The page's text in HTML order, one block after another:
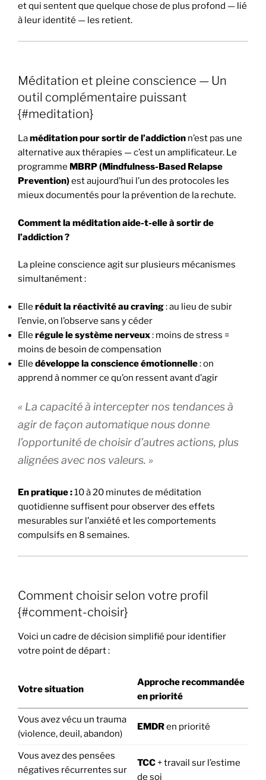
et qui sentent que quelque chose de plus profond — lié
à leur identité — les retient.
Méditation et pleine conscience — Un
outil complémentaire puissant
{#meditation}
Laméditation pour sortir de l’addiction n’est pas une
alternative aux thérapies — c’est un amplificateur. Le
programme MBRP (Mindfulness-Based Relapse
Prevention)est aujourd’hui l’un des protocoles les
mieux documentés pour la prévention de la rechute.
Comment la méditation aide-t-elle à sortir de
l’addiction ?
La pleine conscience agit sur plusieurs mécanismes
simultanément :
Elle réduit la réactivité au craving: au lieu de subir
l’envie, on l’observe sans y céder
Elle régule le système nerveux: moins de stress =
moins de besoin de compensation
Elle développe la conscience émotionnelle: on
apprend à nommer ce qu’on ressent avant d’agir
« La capacité à intercepter nos tendances à
agir de façon automatique nous donne
l’opportunité de choisir d’autres actions, plus
alignées avec nos valeurs. »
En pratique :10 à 20 minutes de méditation
quotidienne suffisent pour observer des effets
mesurables sur l’anxiété et les comportements
compulsifs en 8 semaines.
Comment choisir selon votre profil
{#comment-choisir}
Voici un cadre de décision simplifié pour identifier
votre point de départ :
Votre situation
Approche recommandée
en priorité
Vous avez vécu un trauma
(violence, deuil, abandon)
EMDRen priorité
Vous avez des pensées
négatives récurrentes sur
TCC + travail sur l’estime
de soi